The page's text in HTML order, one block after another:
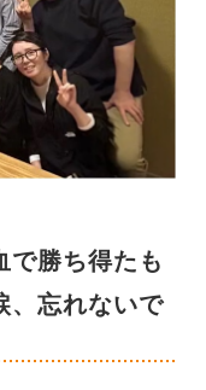
で勝ち得たも
、忘れないで